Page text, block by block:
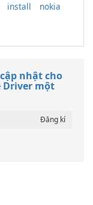
install nokia
nhật cho
Driver một